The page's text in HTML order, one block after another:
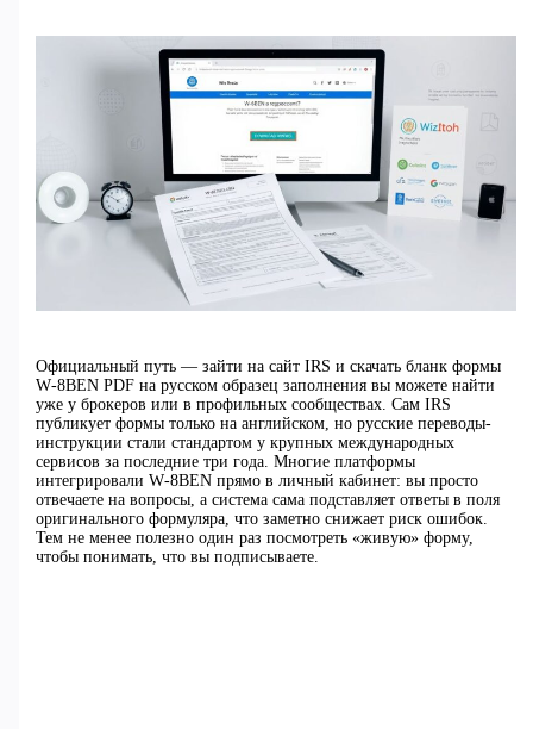
Официальный путь — зайти на сайт IRS и скачать бланк формы
W‑8BEN PDF на русском образец заполнения вы можете найти
уже у брокеров или в профильных сообществах. Сам IRS
публикует формы только на английском, но русские переводы-
инструкции стали стандартом у крупных международных
сервисов за последние три года. Многие платформы
интегрировали W‑8BEN прямо в личный кабинет: вы просто
отвечаете на вопросы, а система сама подставляет ответы в поля
оригинального формуляра, что заметно снижает риск ошибок.
Тем не менее полезно один раз посмотреть «живую» форму,
чтобы понимать, что вы подписываете.